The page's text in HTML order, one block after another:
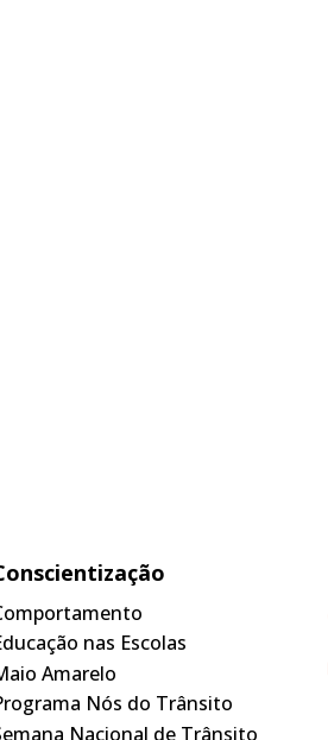
nas Escolas
Amarelo
Nós do Trânsito
Nacional de Trânsito